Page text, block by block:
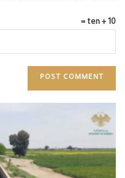
10 + ten =